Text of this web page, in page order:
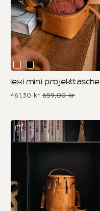
lexi mini projekttasche
461,30 krSonderpreis
Normaler
659,00 kr